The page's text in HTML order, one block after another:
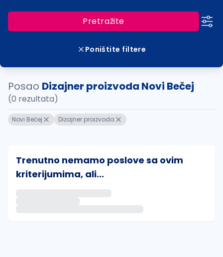
Pretražite
Poništite filtere
Posao Dizajner proizvoda Novi Bečej
(0 rezultata)
Novi Bečej Dizajner proizvoda
Trenutno nemamo poslove sa ovim
kriterijumima, ali...